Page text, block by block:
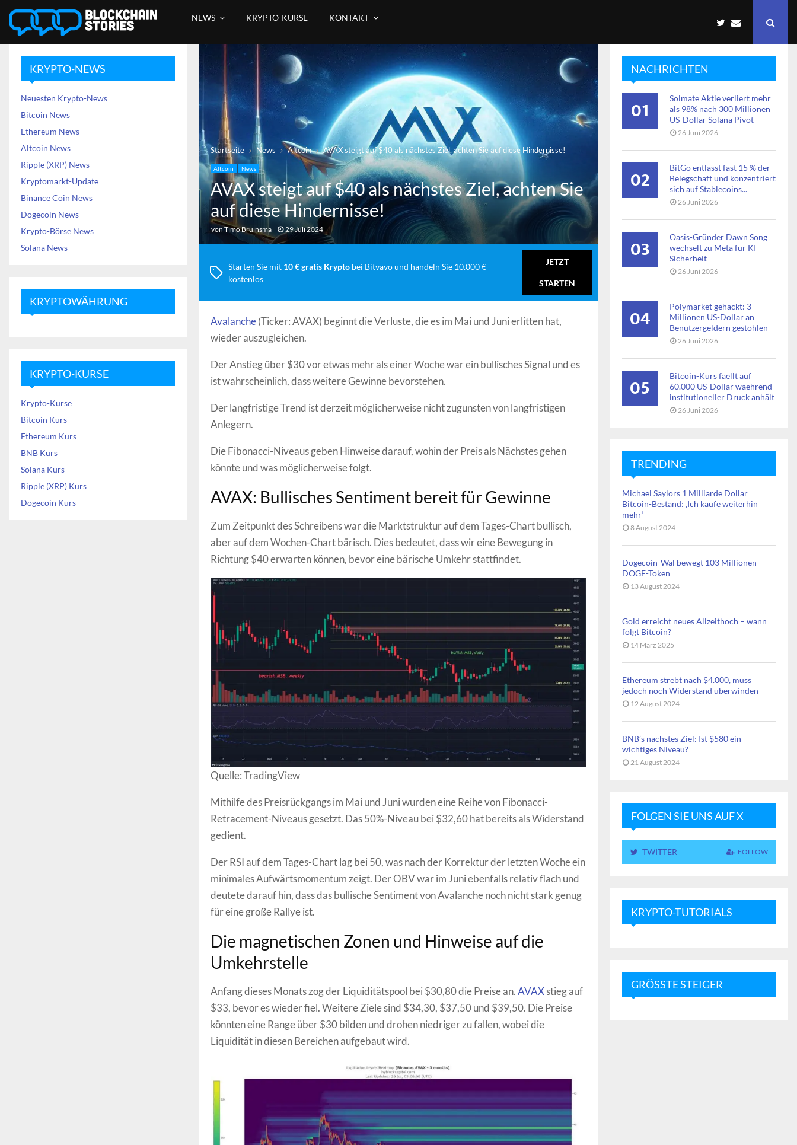
NEWS KRYPTO-KURSE KONTAKT
Startseite News Altcoin AVAX steigt auf $40 als nächstes Ziel, achten Sie auf diese Hindernisse!
Altcoin News
AVAX steigt auf $40 als nächstes Ziel, achten Sie
auf diese Hindernisse!
vonTimo Bruinsma 29 Juli 2024
Starten Sie mit 10 € gratis Krypto bei Bitvavo und handeln Sie 10.000 €
kostenlos
JETZT
STARTEN
Avalanche(Ticker: AVAX) beginnt die Verluste, die es im Mai und Juni erlitten hat,
wieder auszugleichen.
Der Anstieg über $30 vor etwas mehr als einer Woche war ein bullisches Signal und es
ist wahrscheinlich, dass weitere Gewinne bevorstehen.
Der langfristige Trend ist derzeit möglicherweise nicht zugunsten von langfristigen
Anlegern.
Die Fibonacci-Niveaus geben Hinweise darauf, wohin der Preis als Nächstes gehen
könnte und was möglicherweise folgt.
AVAX: Bullisches Sentiment bereit für Gewinne
Zum Zeitpunkt des Schreibens war die Marktstruktur auf dem Tages-Chart bullisch,
aber auf dem Wochen-Chart bärisch. Dies bedeutet, dass wir eine Bewegung in
Richtung $40 erwarten können, bevor eine bärische Umkehr stattfindet.
Quelle: TradingView
Mithilfe des Preisrückgangs im Mai und Juni wurden eine Reihe von Fibonacci-
Retracement-Niveaus gesetzt. Das 50%-Niveau bei $32,60 hat bereits als Widerstand
gedient.
Der RSI auf dem Tages-Chart lag bei 50, was nach der Korrektur der letzten Woche ein
minimales Aufwärtsmomentum zeigt. Der OBV war im Juni ebenfalls relativ flach und
deutete darauf hin, dass das bullische Sentiment von Avalanche noch nicht stark genug
für eine große Rallye ist.
Die magnetischen Zonen und Hinweise auf die
Umkehrstelle
Anfang dieses Monats zog der Liquiditätspool bei $30,80 die Preise an.AVAXstieg auf
$33, bevor es wieder fiel. Weitere Ziele sind $34,30, $37,50 und $39,50. Die Preise
könnten eine Range über $30 bilden und drohen niedriger zu fallen, wobei die
Liquidität in diesen Bereichen aufgebaut wird.
KRYPTO-NEWS
Neuesten Krypto-News
Bitcoin News
Ethereum News
Altcoin News
Ripple (XRP) News
Kryptomarkt-Update
Binance Coin News
Dogecoin News
Krypto-Börse News
Solana News
KRYPTOWÄHRUNG
KRYPTO-KURSE
Krypto-Kurse
Bitcoin Kurs
Ethereum Kurs
BNB Kurs
Solana Kurs
Ripple (XRP) Kurs
Dogecoin Kurs
NACHRICHTEN
01
Solmate Aktie verliert mehr
als 98% nach 300 Millionen
US-Dollar Solana Pivot
26 Juni 2026
02
BitGo entlässt fast 15 % der
Belegschaft und konzentriert
sich auf Stablecoins...
26 Juni 2026
03
Oasis-Gründer Dawn Song
wechselt zu Meta für KI-
Sicherheit
26 Juni 2026
04
Polymarket gehackt: 3
Millionen US-Dollar an
Benutzergeldern gestohlen
26 Juni 2026
05
Bitcoin-Kurs faellt auf
60.000 US-Dollar waehrend
institutioneller Druck anhält
26 Juni 2026
TRENDING
Michael Saylors 1 Milliarde Dollar
Bitcoin-Bestand: ‚Ich kaufe weiterhin
mehr‘
8 August 2024
Dogecoin-Wal bewegt 103 Millionen
DOGE-Token
13 August 2024
Gold erreicht neues Allzeithoch – wann
folgt Bitcoin?
14 März 2025
Ethereum strebt nach $4.000, muss
jedoch noch Widerstand überwinden
12 August 2024
BNB’s nächstes Ziel: Ist $580 ein
wichtiges Niveau?
21 August 2024
FOLGEN SIE UNS AUF X
TWITTER FOLLOW
KRYPTO-TUTORIALS
GRÖSSTE STEIGER